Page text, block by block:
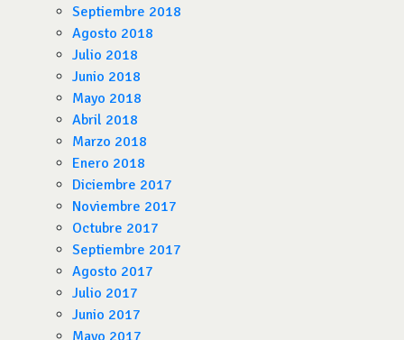
Septiembre 2018
Agosto 2018
Julio 2018
Junio 2018
Mayo 2018
Abril 2018
Marzo 2018
Enero 2018
Diciembre 2017
Noviembre 2017
Octubre 2017
Septiembre 2017
Agosto 2017
Julio 2017
Junio 2017
Mayo 2017